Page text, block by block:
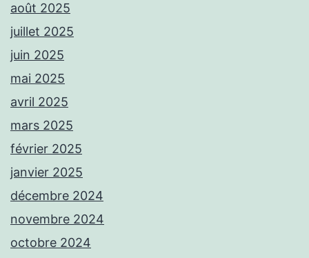
août 2025
juillet 2025
juin 2025
mai 2025
avril 2025
mars 2025
février 2025
janvier 2025
décembre 2024
novembre 2024
octobre 2024